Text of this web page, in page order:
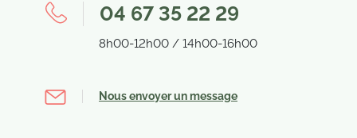
04 67 35 22 29
8h00-12h00 / 14h00-16h00
Nous envoyer un message